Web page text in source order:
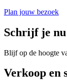
Plan jouw bezoek
Schrijf je
Blijf op de hoogte
Verkoop en